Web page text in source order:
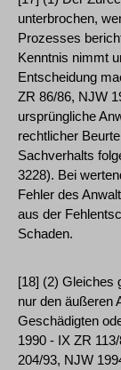
unterbrochen,
Prozesses
Kenntnis nimmt
Entscheidung
ZR 86/86, NJW
ursprüngliche
rechtlicher
Sachverhalts
3228). Bei
Fehler des
aus der
Schaden.
[18] (2) Gleiches
nur den äußeren
Geschädigten
1990 - IX ZR
204/93, NJW